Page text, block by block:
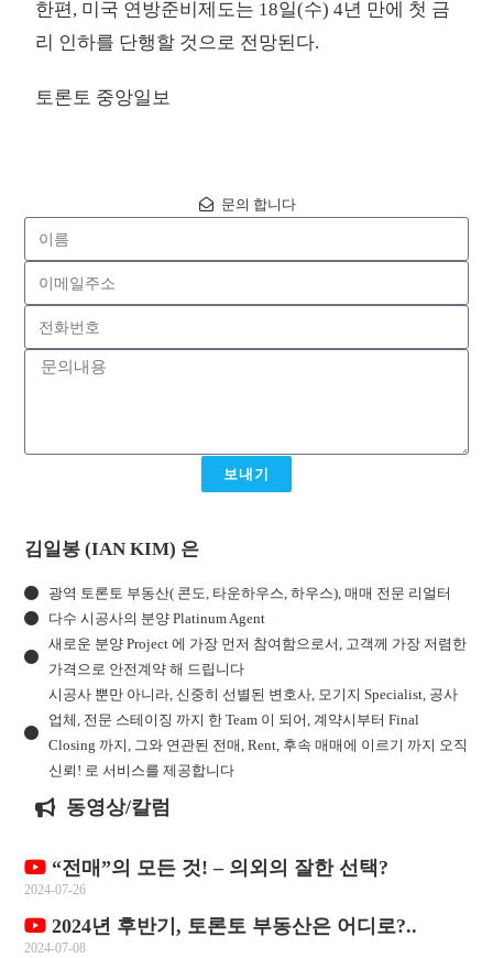
한편, 미국 연방준비제도는 18일(수) 4년 만에 첫 금
리 인하를 단행할 것으로 전망된다.
토론토 중앙일보
문의 합니다
보내기
김일봉 (IAN KIM) 은
광역 토론토 부동산( 콘도, 타운하우스, 하우스), 매매 전문 리얼터
다수 시공사의 분양 Platinum Agent
새로운 분양 Project 에 가장 먼저 참여함으로서, 고객께 가장 저렴한
가격으로 안전계약 해 드립니다
시공사 뿐만 아니라, 신중히 선별된 변호사, 모기지 Specialist, 공사
업체, 전문 스테이징 까지 한 Team 이 되어, 계약시부터 Final
Closing 까지, 그와 연관된 전매, Rent, 후속 매매에 이르기 까지 오직
신뢰! 로 서비스를 제공합니다
동영상/칼럼
“전매”의 모든 것! – 의외의 잘한 선택?
2024-07-26
2024년 후반기, 토론토 부동산은 어디로?..
2024-07-08